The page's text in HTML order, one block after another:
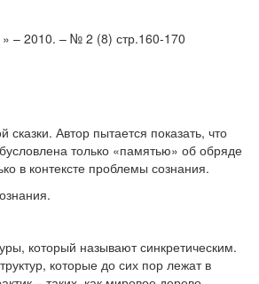
– 2010. – № 2 (8) стр.160-170
Автор пытается показать, что
только «памятью» об обряде
в контексте проблемы сознания.
который называют синкретическим.
которые до сих пор лежат в